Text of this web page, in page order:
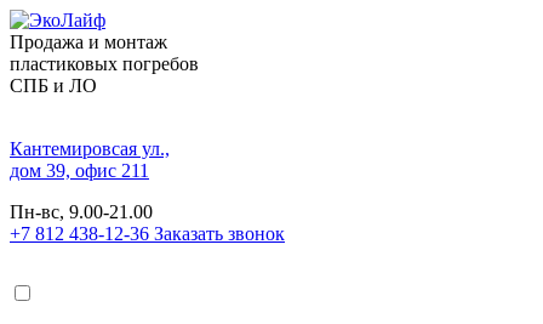
Продажа и монтаж
пластиковых погребов
СПБ и ЛО
Кантемировсая ул.,
дом 39, офис 211
Пн-вс, 9.00-21.00
+7 812 438-12-36 Заказать звонок